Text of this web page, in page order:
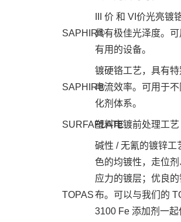
SAPHIR®
III 价 和 VI价光亮镀
具有极佳光泽度。
有用的设备。
SAPHIR®
镀硬铬工艺，具有特
电流效率。可用于不
化剂体系。
SURFAPLATE塑料电镀前处理工艺
TOPAS
碱性 / 无氰的镀锌工
色的均镀性，走位剂
应力的镀层；优良
布。可以与我们的
3100 Fe 添加剂一起